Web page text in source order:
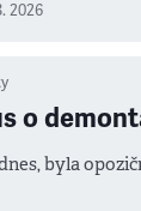
2026
o
byla